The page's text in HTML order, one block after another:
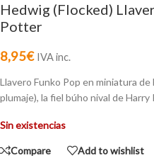
Hedwig (Flocked)
Potter
8,95€ IVA inc.
Llavero Funko Pop en miniatura
plumaje), la fiel búho nival de
Sin existencias
Compare Add to wishlist